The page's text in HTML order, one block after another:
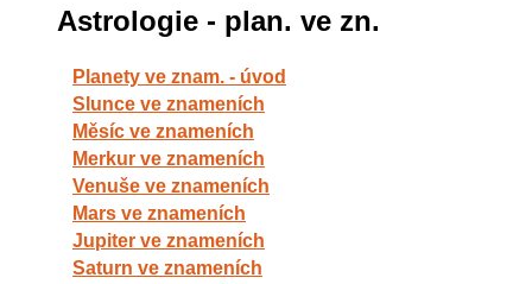
Astrologie - plan. ve zn.
Planety ve znam. - úvod
Slunce ve znameních
Měsíc ve znameních
Merkur ve znameních
Venuše ve znameních
Mars ve znameních
Jupiter ve znameních
Saturn ve znameních